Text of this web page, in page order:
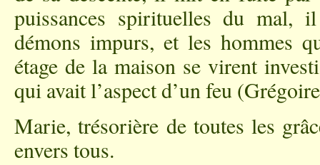
puissances spirituelles du mal,
démons impurs, et les hommes
étage de la maison se virent
qui avait l’aspect d’un feu
Marie, trésorière de toutes les
envers tous.